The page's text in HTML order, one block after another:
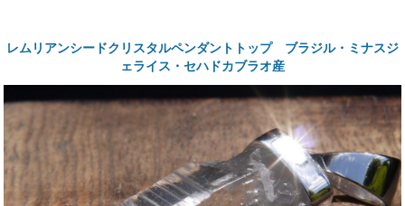
レムリアンシードクリスタルペンダントトップ ブラジル・ミナスジ
ェライス・セハドカブラオ産